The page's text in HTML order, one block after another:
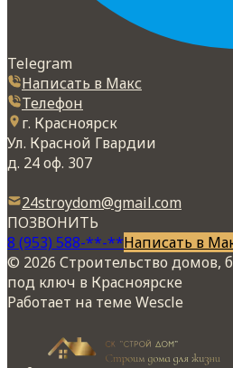
Telegram
Написать в Макс
Телефон
г. Красноярск
Ул. Красной Гвардии
д. 24 оф. 307
24stroydom@gmail.com
ПОЗВОНИТЬ
8 (953) 588-**-**Написать в
© 2026 Строительство домов,
под ключ в Красноярске
Работает на теме Wescle